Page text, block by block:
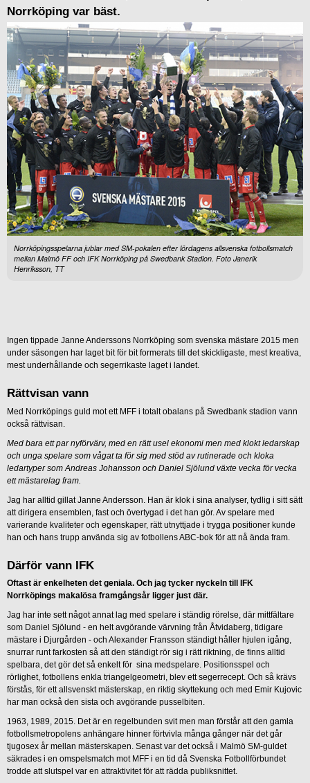
Norrköping var bäst.
Norrköpingsspelarna jublar med SM-pokalen efter lördagens allsvenska fotbollsmatch
mellan Malmö FF och IFK Norrköping på Swedbank Stadion. Foto Janerik
Henriksson, TT
Ingen tippade Janne Anderssons Norrköping som svenska mästare 2015 men
under säsongen har laget bit för bit formerats till det skickligaste, mest kreativa,
mest underhållande och segerrikaste laget i landet.
Rättvisan vann
Med Norrköpings guld mot ett MFF i totalt obalans på Swedbank stadion vann
också rättvisan.
Med bara ett par nyförvärv, med en rätt usel ekonomi men med klokt ledarskap
och unga spelare som vågat ta för sig med stöd av rutinerade och kloka
ledartyper som Andreas Johansson och Daniel Sjölund växte vecka för vecka
ett mästarelag fram.
Jag har alltid gillat Janne Andersson. Han är klok i sina analyser, tydlig i sitt sätt
att dirigera ensemblen, fast och övertygad i det han gör. Av spelare med
varierande kvaliteter och egenskaper, rätt utnyttjade i trygga positioner kunde
han och hans trupp använda sig av fotbollens ABC-bok för att nå ända fram.
Därför vann IFK
Oftast är enkelheten det geniala. Och jag tycker nyckeln till IFK
Norrköpings makalösa framgångsår ligger just där.
Jag har inte sett något annat lag med spelare i ständig rörelse, där mittfältare
som Daniel Sjölund - en helt avgörande värvning från Åtvidaberg, tidigare
mästare i Djurgården - och Alexander Fransson ständigt håller hjulen igång,
snurrar runt farkosten så att den ständigt rör sig i rätt riktning, de finns alltid
spelbara, det gör det så enkelt för sina medspelare. Positionsspel och
rörlighet, fotbollens enkla triangelgeometri, blev ett segerrecept. Och så krävs
förstås, för ett allsvenskt mästerskap, en riktig skyttekung och med Emir Kujovic
har man också den sista och avgörande pusselbiten.
1963, 1989, 2015. Det är en regelbunden svit men man förstår att den gamla
fotbollsmetropolens anhängare hinner förtvivla många gånger när det går
tjugosex år mellan mästerskapen. Senast var det också i Malmö SM-guldet
säkrades i en omspelsmatch mot MFF i en tid då Svenska Fotbollförbundet
trodde att slutspel var en attraktivitet för att rädda publiksnittet.